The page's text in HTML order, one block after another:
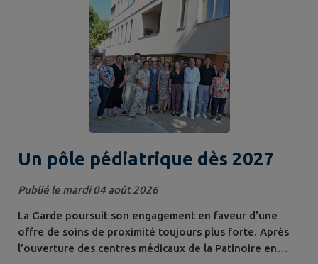
Un pôle pédiatrique dès 2027
Publié le mardi 04 août 2026
La Garde poursuit son engagement en faveur d'une
offre de soins de proximité toujours plus forte. Après
l’ouverture des centres médicaux de la Patinoire en